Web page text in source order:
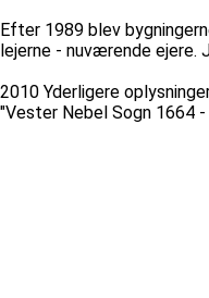
Efter 1989 blev
lejerne - nuværende ejere.
2010 Yderligere
"Vester Nebel Sogn 1664